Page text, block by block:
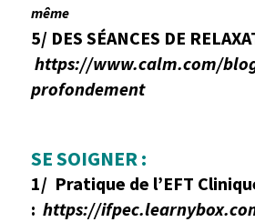
même
5/ DES SÉANCES DE
https://www.calm.com/
profondement
SE SOIGNER :
1/ Pratique de l’EFT
: https://